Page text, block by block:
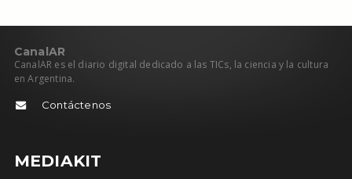
CanalAR
CanalAR es el diario digital dedicado a las TICs, la ciencia y la cultura
en Argentina.
Contáctenos
MEDIAKIT